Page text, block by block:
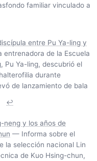
familiar vinculado a
entre Pu Ya-ling y
de la Escuela
Pu Ya-ling, descubrió el
durante
de lanzamiento de bala
↩
neng y los años de
— Informa sobre el
la selección nacional Lin
de Kuo Hsing-chun,